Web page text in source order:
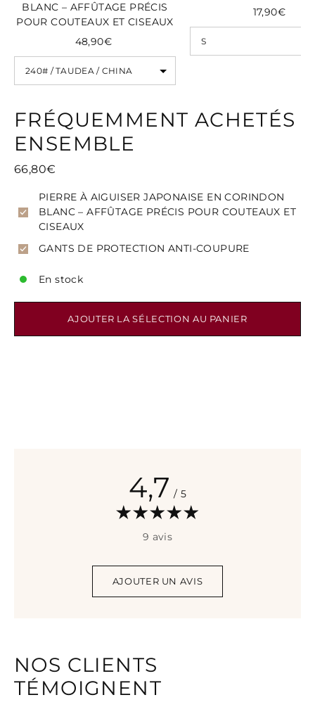
BLANC – AFFÛTAGE PRÉCIS
POUR COUTEAUX ET CISEAUX
48,90€
17,90€
FRÉQUEMMENT ACHETÉS
ENSEMBLE
66,80€
PIERRE À AIGUISER JAPONAISE EN CORINDON
BLANC – AFFÛTAGE PRÉCIS POUR COUTEAUX ET
CISEAUX
GANTS DE PROTECTION ANTI-COUPURE
En stock
AJOUTER LA SÉLECTION AU PANIER
4,7 / 5
9 avis
AJOUTER UN AVIS
NOS CLIENTS
TÉMOIGNENT